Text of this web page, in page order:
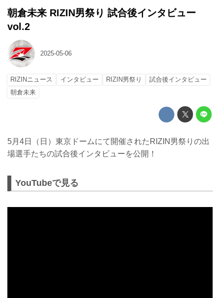
朝倉未来 RIZIN男祭り 試合後インタビュー
vol.2
2025-05-06
RIZINニュース インタビュー RIZIN男祭り
試合後インタビュー
朝倉未来
5月4日（日）東京ドームにて開催されたRIZIN男祭りの出
場選手たちの試合後インタビューを公開！
YouTubeで見る